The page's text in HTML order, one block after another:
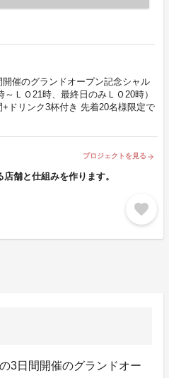
催のグランドオープン記念シャル
ＬＯ21時、最終日のみＬＯ20時）
リンク3杯付き 先着20名様限定で
プロジェクトを見る arrow_forward
舗と仕組みを作ります。
favorite
3日間開催のグランドオー